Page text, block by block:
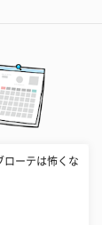
ローテは怖くな